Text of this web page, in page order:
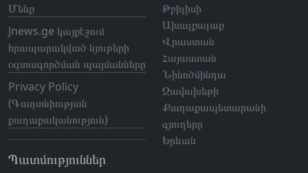
Մենք
Jnews.ge կայքէջում
հրապարակված նյութերի
օգտագործման պայմանները
Privacy Policy
(Գաղտնիության
քաղաքականություն)
Պատմություններ
Թբիլիսի
Ախալքալաք
Վրաստան
Հայաստան
Նինոծմինդա
Ջավախեթի
Քաղաքապետարանի
գյուղերը
Երևան